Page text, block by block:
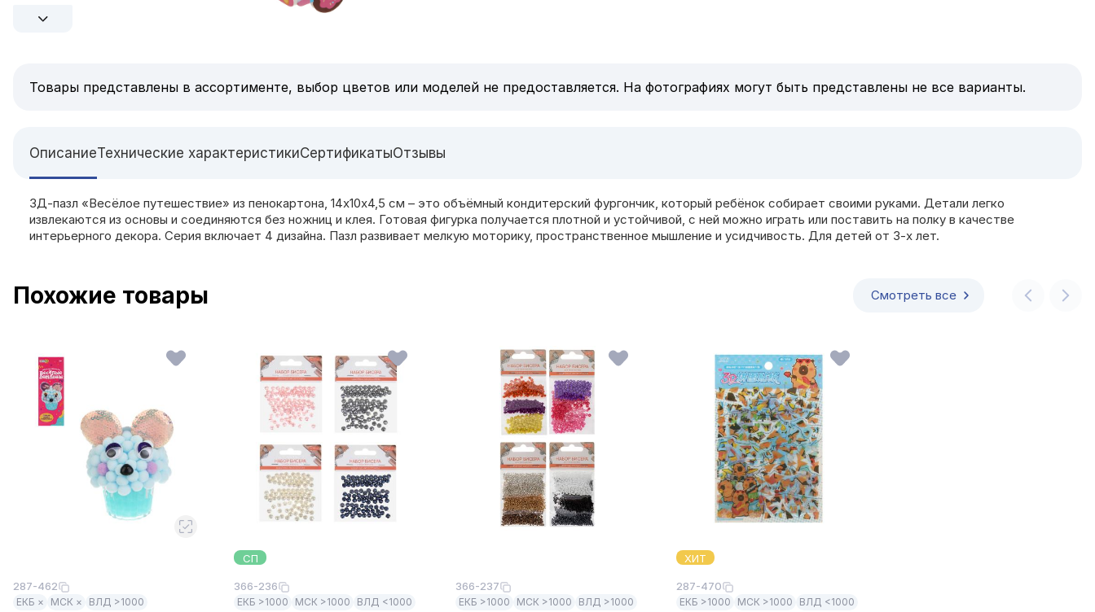
Товары представлены в ассортименте, выбор цветов или моделей не предоставляется. На фотографиях могут быть представлены не все варианты.
ОписаниеТехнические характеристикиСертификатыОтзывы
3Д-пазл «Весёлое путешествие» из пенокартона, 14х10х4,5 см – это объёмный кондитерский фургончик, который ребёнок собирает своими руками. Детали легко
извлекаются из основы и соединяются без ножниц и клея. Готовая фигурка получается плотной и устойчивой, с ней можно играть или поставить на полку в качестве
интерьерного декора. Серия включает 4 дизайна. Пазл развивает мелкую моторику, пространственное мышление и усидчивость. Для детей от 3-х лет.
Похожие товары Смотреть все
287-462
ЕКБ × МСК × ВЛД >1000
СП
366-236
ЕКБ >1000 МСК >1000 ВЛД <1000
366-237
ЕКБ >1000 МСК >1000 ВЛД >1000
ХИТ
287-470
ЕКБ >1000 МСК >1000 ВЛД <1000